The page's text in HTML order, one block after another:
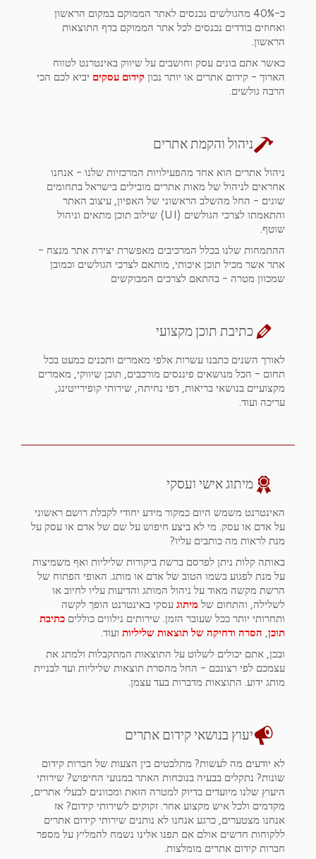
כ-40% מהגולשים נכנסים לאתר הממוקם במקום הראשון
ואחוזים בודדים נכנסים לכל אתר הממוקם בדף התוצאות
הראשון.
כאשר אתם בונים עסק וחושבים על שיווק באינטרנט לטווח
הארוך - קידום אתרים או יותר נכוןקידום עסקים יביא לכם הכי
הרבה גולשים.
ניהול והקמת אתרים
ניהול אתרים הוא אחד מהפעילויות המרכזיות שלנו - אנחנו
אחראים לניהול של מאות אתרים מובילים בישראל בתחומים
שונים - החל מהשלב הראשוני של האפיון, עיצוב האתר
והתאמתו לצרכי הגולשים (UI) שילוב תוכן מתאים וניהול
שוטף.
ההתמחות שלנו בכלל המרכיבים מאפשרת יצירת אתר מנצח -
אתר אשר מכיל תוכן איכותי, מותאם לצרכי הגולשים וכמובן
שמכוון מטרה - בהתאם לצרכים המבוקשים
כתיבת תוכן מקצועי
לאורך השנים כתבנו עשרות אלפי מאמרים ותכנים כמעט בכל
תחום - הכל מנושאים פיננסים מורכבים, תוכן שיווקי, מאמרים
מקצועיים בנושאי בריאות, דפי נחיתה, שירותי קופירייטינג,
עריכה ועוד.
מיתוג אישי ועסקי
האינטרנט משמש היום כמקור מידע יחודי לקבלת רושם ראשוני
על אדם או עסק. מי לא ביצע חיפוש על שם של אדם או עסק על
מנת לראות מה כותבים עליו?
באותה קלות ניתן לפרסם ברשת ביקורות שליליות ואף משמיצות
על מנת לפגוע בשמו הטוב של אדם או מותג. האופי הפתוח של
הרשת מקשה מאוד על ניהול המותג והדיעות עליו לחיוב או
לשלילה, והתחום של מיתוגעסקי באינטרנט הופך לקשה
ותחרותי יותר ככל שעובר הזמן. שירותים נילווים כוללים כתיבת
תוכן, הסרה ודחיקה של תוצאות שליליות ועוד.
ובכן, אתם יכולים לשלוט על התוצאות המתקבלות ולמתג את
עצמכם לפי רצונכם - החל מהסרת תוצאות שליליות ועד לבניית
מותג ידוע. התוצאות מדברות בעד עצמן.
יעוץ בנושאי קידום אתרים
לא יודעים מה לעשות? מתלבטים בין הצעות של חברות קידום
שונות? נתקלים בבעיה בנוכחות האתר במנועי החיפוש? שירותי
היעוץ שלנו מיועדים בדיוק למטרה הזאת ומכוונים לבעלי אתרים,
מקדמים ולכל איש מקצוע אחר. זקוקים לשירותי קידום? אז
אנחנו מצטערים, כרגע אנחנו לא נותנים שירותי קידום אתרים
ללקוחות חדשים אולם אם תפנו אלינו נשמח להמליץ על מספר
חברות קידום אתרים מומלצות.